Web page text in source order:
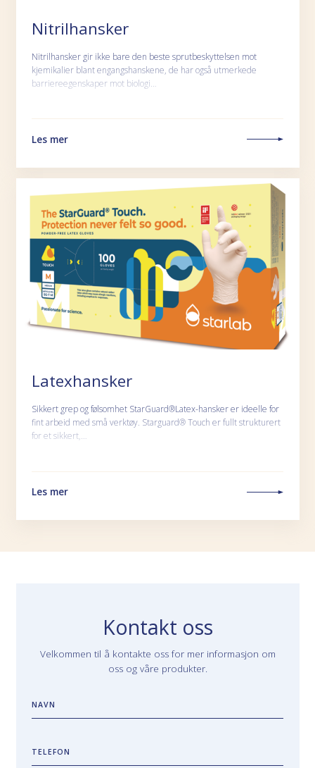
Nitrilhansker
Nitrilhansker gir ikke bare den beste sprutbeskyttelsen mot
kjemikalier blant engangshanskene, de har også utmerkede
barriereegenskaper mot biologi…
Les mer
Latexhansker
Sikkert grep og følsomhet StarGuard®Latex-hansker er ideelle for
fint arbeid med små verktøy. Starguard® Touch er fullt strukturert
for et sikkert,…
Les mer
Kontakt oss
Velkommen til å kontakte oss for mer informasjon om
oss og våre produkter.
NAVN
TELEFON